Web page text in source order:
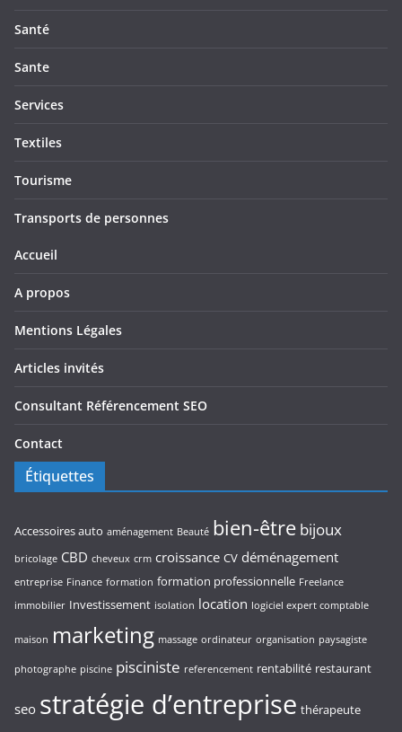
Santé
Sante
Services
Textiles
Tourisme
Transports de personnes
Accueil
A propos
Mentions Légales
Articles invités
Consultant Référencement SEO
Contact
Étiquettes
Accessoires auto aménagement Beauté bien-être bijoux
bricolage CBD cheveux crm croissance CV déménagement
entreprise Finance formation formation professionnelle Freelance
immobilier Investissement isolation location logiciel expert comptable
maison marketing massage ordinateur organisation paysagiste
photographe piscine pisciniste referencement rentabilité restaurant
seo stratégie d’entreprise thérapeute